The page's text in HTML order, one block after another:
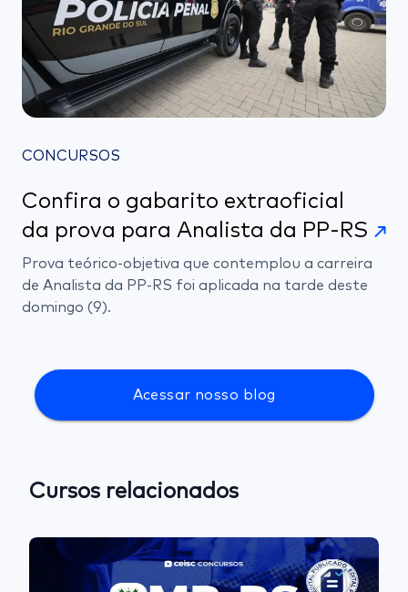
CONCURSOS
Confira o gabarito extraoficial
da prova para Analista da PP-RS
Prova teórico-objetiva que contemplou a carreira
de Analista da PP-RS foi aplicada na tarde deste
domingo (9).
Acessar nosso blog
Cursos relacionados